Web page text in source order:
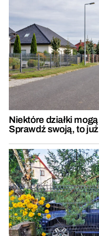
Niektóre działki
Sprawdź swoją, to